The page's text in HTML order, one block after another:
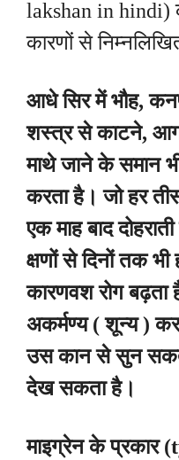
lakshan in hindi)
कारणों से
आधे सिर में भौह,
शस्त्र से काटने,
माथे जाने के समान
करता है। जो हर
एक माह बाद
क्षणों से दिनों तक
कारणवश रोग बढ़ता
अकर्मण्य ( शून्य )
उस कान से सुन
देख सकता है।
माइग्रेन के प्रकार